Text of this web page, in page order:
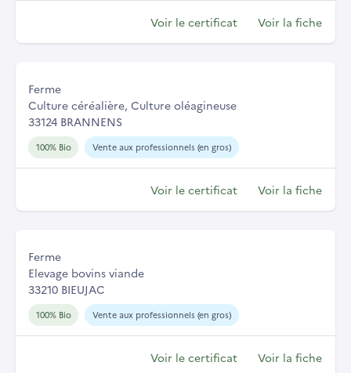
Voir le certificat Voir la fiche
Ferme
Culture céréalière, Culture oléagineuse
33124 BRANNENS
100% Bio Vente aux professionnels (en gros)
Voir le certificat Voir la fiche
Ferme
Elevage bovins viande
33210 BIEUJAC
100% Bio Vente aux professionnels (en gros)
Voir le certificat Voir la fiche